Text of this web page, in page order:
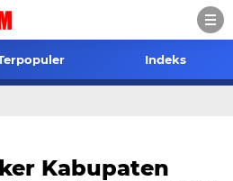
Indeks
Kabupaten